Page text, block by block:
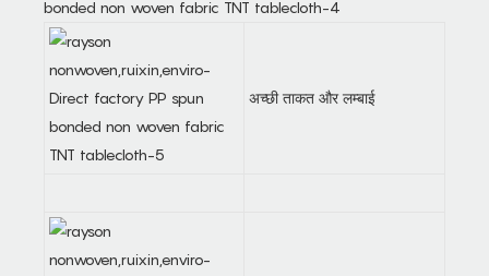
अच्छी ताकत और लम्बाई